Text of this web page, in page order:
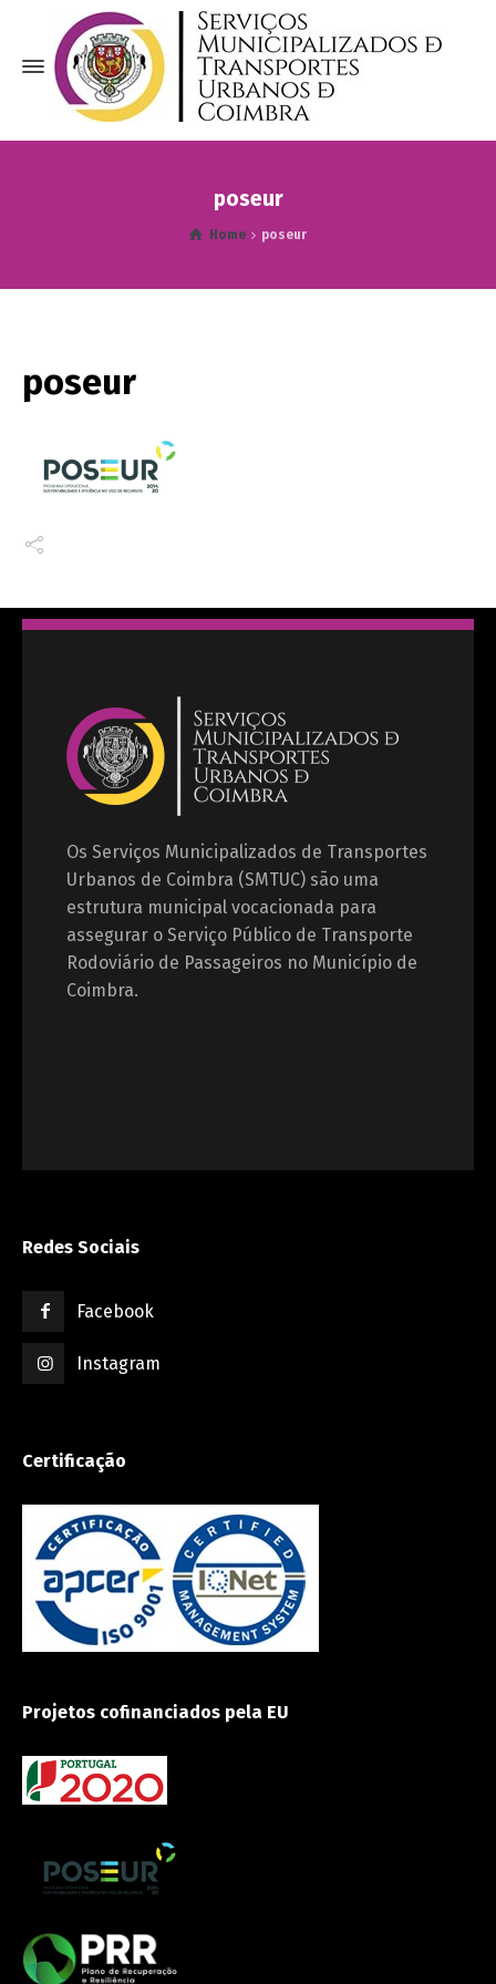
poseur
Home poseur
poseur
Os Serviços Municipalizados de Transportes
Urbanos de Coimbra (SMTUC) são uma
estrutura municipal vocacionada para
assegurar o Serviço Público de Transporte
Rodoviário de Passageiros no Município de
Coimbra.
Redes Sociais
Facebook
Instagram
Certificação
Projetos cofinanciados pela EU